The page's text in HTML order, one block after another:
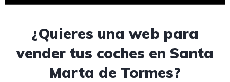
¿Quieres una web para
vender tus coches en Santa
Marta de Tormes?